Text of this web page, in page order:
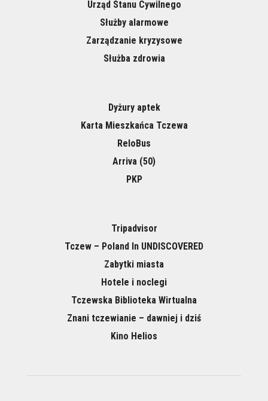
Urząd Stanu Cywilnego
Służby alarmowe
Zarządzanie kryzysowe
Służba zdrowia
Dyżury aptek
Karta Mieszkańca Tczewa
ReloBus
Arriva (50)
PKP
Tripadvisor
Tczew – Poland In UNDISCOVERED
Zabytki miasta
Hotele i noclegi
Tczewska Biblioteka Wirtualna
Znani tczewianie – dawniej i dziś
Kino Helios